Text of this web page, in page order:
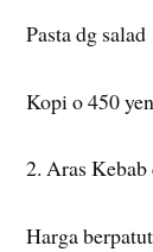
Pasta dg
Kopi o 450
2. Aras
Harga